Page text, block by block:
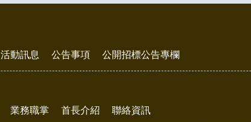
活動訊息 公告事項 公開招標公告專欄
業務職掌 首長介紹 聯絡資訊